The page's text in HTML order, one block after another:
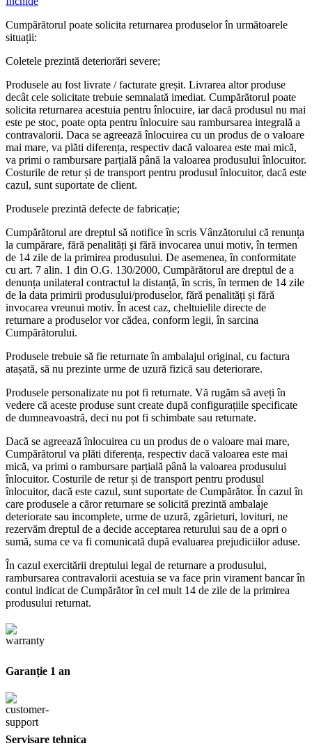
Cumpărătorul poate solicita returnarea produselor în următoarele
situații:
Coletele prezintă deteriorări severe;
Produsele au fost livrate / facturate greșit. Livrarea altor produse
decât cele solicitate trebuie semnalată imediat. Cumpărătorul poate
solicita returnarea acestuia pentru înlocuire, iar dacă produsul nu mai
este pe stoc, poate opta pentru înlocuire sau rambursarea integrală a
contravalorii. Daca se agreează înlocuirea cu un produs de o valoare
mai mare, va plăti diferența, respectiv dacă valoarea este mai mică,
va primi o rambursare parțială până la valoarea produsului înlocuitor.
Costurile de retur și de transport pentru produsul înlocuitor, dacă este
cazul, sunt suportate de client.
Produsele prezintă defecte de fabricație;
Cumpărătorul are dreptul să notifice în scris Vânzătorului că renunța
la cumpărare, fără penalități şi fără invocarea unui motiv, în termen
de 14 zile de la primirea produsului. De asemenea, în conformitate
cu art. 7 alin. 1 din O.G. 130/2000, Cumpărătorul are dreptul de a
denunța unilateral contractul la distanță, în scris, în termen de 14 zile
de la data primirii produsului/produselor, fără penalități și fără
invocarea vreunui motiv. În acest caz, cheltuielile directe de
returnare a produselor vor cădea, conform legii, în sarcina
Cumpărătorului.
Produsele trebuie să fie returnate în ambalajul original, cu factura
atașată, să nu prezinte urme de uzură fizică sau deteriorare.
Produsele personalizate nu pot fi returnate. Vă rugăm să aveți în
vedere că aceste produse sunt create după configurațiile specificate
de dumneavoastră, deci nu pot fi schimbate sau returnate.
Dacă se agreează înlocuirea cu un produs de o valoare mai mare,
Cumpărătorul va plăti diferența, respectiv dacă valoarea este mai
mică, va primi o rambursare parțială până la valoarea produsului
înlocuitor. Costurile de retur și de transport pentru produsul
înlocuitor, dacă este cazul, sunt suportate de Cumpărător. În cazul în
care produsele a căror returnare se solicită prezintă ambalaje
deteriorate sau incomplete, urme de uzură, zgârieturi, lovituri, ne
rezervăm dreptul de a decide acceptarea returului sau de a opri o
sumă, suma ce va fi comunicată după evaluarea prejudiciilor aduse.
În cazul exercitării dreptului legal de returnare a produsului,
rambursarea contravalorii acestuia se va face prin virament bancar în
contul indicat de Cumpărător în cel mult 14 de zile de la primirea
produsului returnat.
Garanție 1 an
Servisare tehnica